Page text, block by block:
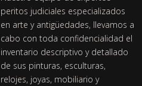
peritos judiciales especializados
en arte y antigüedades, llevamos a
cabo con toda confidencialidad el
inventario descriptivo y detallado
de sus pinturas, esculturas,
relojes, joyas, mobiliario y